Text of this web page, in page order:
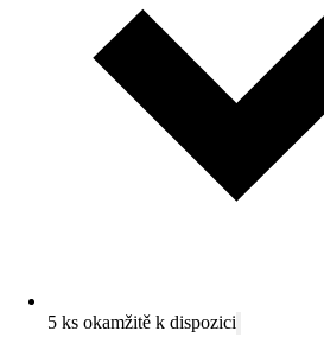
5 ks okamžitě k dispozici